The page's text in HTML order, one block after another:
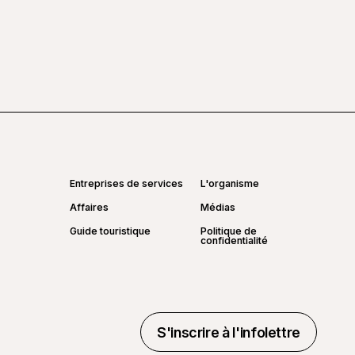
Entreprises de services
L'organisme
Affaires
Médias
Guide touristique
Politique de
confidentialité
S'inscrire à l'infolettre